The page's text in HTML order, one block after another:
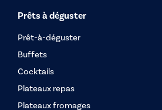
Prêts à déguster
Prêt-à-déguster
Buffets
Cocktails
Plateaux repas
Plateaux fromages